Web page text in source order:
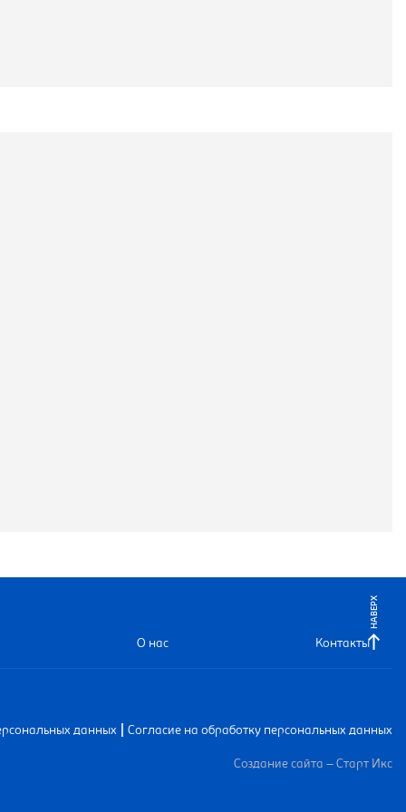
НАВЕРХ
О нас Контакты
данных Согласие на обработку персональных данных
Создание сайта – Старт Икс